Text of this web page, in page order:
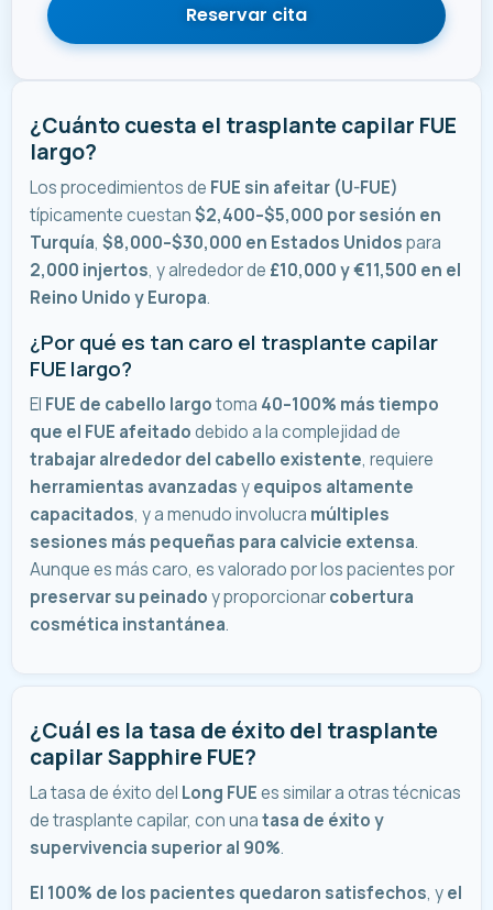
Reservar cita
¿Cuánto cuesta el trasplante capilar FUE
largo?
Los procedimientos de FUE sin afeitar (U-FUE)
típicamente cuestan$2,400–$5,000 por sesión en
Turquía, $8,000–$30,000 en Estados Unidospara
2,000 injertos, y alrededor de £10,000 y €11,500 en el
Reino Unido y Europa.
¿Por qué es tan caro el trasplante capilar
FUE largo?
El FUE de cabello largotoma 40–100% más tiempo
que el FUE afeitadodebido a la complejidad de
trabajar alrededor del cabello existente, requiere
herramientas avanzadasyequipos altamente
capacitados, y a menudo involucra múltiples
sesiones más pequeñas para calvicie extensa.
Aunque es más caro, es valorado por los pacientes por
preservar su peinadoy proporcionarcobertura
cosmética instantánea.
¿Cuál es la tasa de éxito del trasplante
capilar Sapphire FUE?
La tasa de éxito del Long FUEes similar a otras técnicas
de trasplante capilar, con unatasa de éxito y
supervivencia superior al 90%.
El 100% de los pacientes quedaron satisfechos, yel